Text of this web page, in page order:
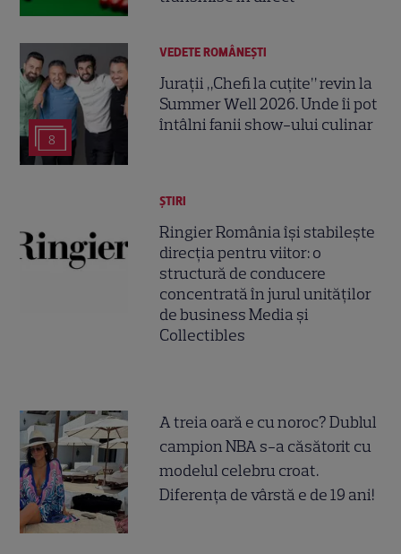
8
VEDETE ROMÂNEŞTI
Jurații „Chefi la cuțite” revin la
Summer Well 2026. Unde îi pot
întâlni fanii show-ului culinar
ȘTIRI
Ringier România își stabilește
direcția pentru viitor: o
structură de conducere
concentrată în jurul unităților
de business Media și
Collectibles
A treia oară e cu noroc? Dublul
campion NBA s-a căsătorit cu
modelul celebru croat.
Diferența de vârstă e de 19 ani!